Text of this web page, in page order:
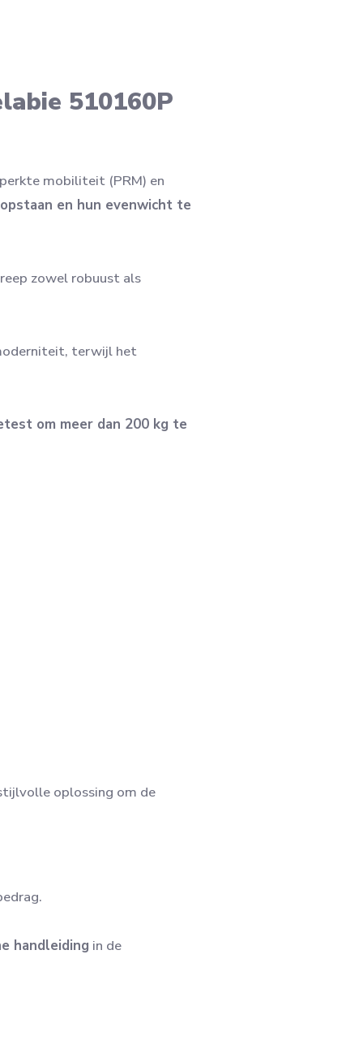
510160P
mobiliteit (PRM) en
opstaan en hun evenwicht te
zowel robuust als
terwijl het
om meer dan 200 kg te
oplossing om de
handleiding in de